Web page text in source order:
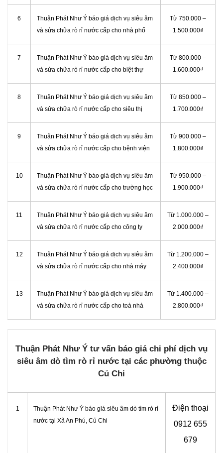
6
Thuận Phát Như Ý báo giá dịch vụ siêu âm
và sửa chữa rò rỉ nước cấp cho nhà phố
Từ 750.000 –
1.500.000₫
7
Thuận Phát Như Ý báo giá dịch vụ siêu âm
và sửa chữa rò rỉ nước cấp cho biệt thự
Từ 800.000 –
1.600.000₫
8
Thuận Phát Như Ý báo giá dịch vụ siêu âm
và sửa chữa rò rỉ nước cấp cho siêu thị
Từ 850.000 –
1.700.000₫
9
Thuận Phát Như Ý báo giá dịch vụ siêu âm
và sửa chữa rò rỉ nước cấp cho bệnh viện
Từ 900.000 –
1.800.000₫
10
Thuận Phát Như Ý báo giá dịch vụ siêu âm
và sửa chữa rò rỉ nước cấp cho trường học
Từ 950.000 –
1.900.000₫
11
Thuận Phát Như Ý báo giá dịch vụ siêu âm
và sửa chữa rò rỉ nước cấp cho công ty
Từ 1.000.000 –
2.000.000₫
12
Thuận Phát Như Ý báo giá dịch vụ siêu âm
và sửa chữa rò rỉ nước cấp cho nhà máy
Từ 1.200.000 –
2.400.000₫
13
Thuận Phát Như Ý báo giá dịch vụ siêu âm
và sửa chữa rò rỉ nước cấp cho toà nhà
Từ 1.400.000 –
2.800.000₫
Thuận Phát Như Ý tư vấn báo giá chi phí dịch vụ
siêu âm dò tìm rò rỉ nước tại các phường thuộc
Củ Chi
1
Thuận Phát Như Ý báo giá siêu âm dò tìm rò rỉ
nước tại Xã An Phú, Củ Chi
Điện thoại
0912 655
679